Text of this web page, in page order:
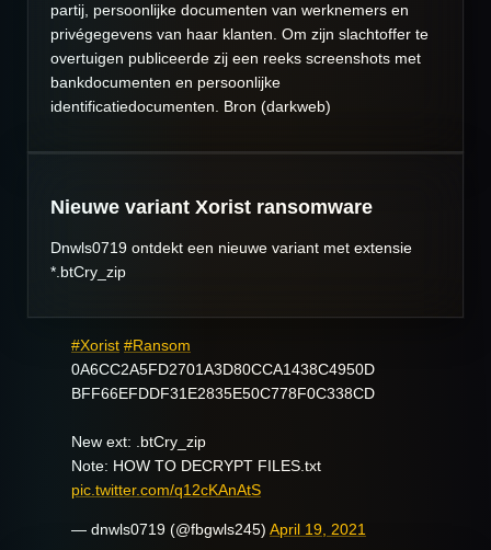
partij, persoonlijke documenten van werknemers en
privégegevens van haar klanten. Om zijn slachtoffer te
overtuigen publiceerde zij een reeks screenshots met
bankdocumenten en persoonlijke
identificatiedocumenten. Bron (darkweb)
Nieuwe variant Xorist ransomware
Dnwls0719 ontdekt een nieuwe variant met extensie
*.btCry_zip
#Xorist #Ransom
0A6CC2A5FD2701A3D80CCA1438C4950D
BFF66EFDDF31E2835E50C778F0C338CD
New ext: .btCry_zip
Note: HOW TO DECRYPT FILES.txt
pic.twitter.com/q12cKAnAtS
— dnwls0719 (@fbgwls245) April 19, 2021